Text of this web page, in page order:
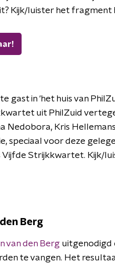
Kijk/luister het fragment
gast in 'het huis van
uit PhilZuid
Nedobora, Kris
speciaal voor deze
Strijkkwartet. Kijk/
Berg
van den Berg uitgenodigd
te vangen. Het